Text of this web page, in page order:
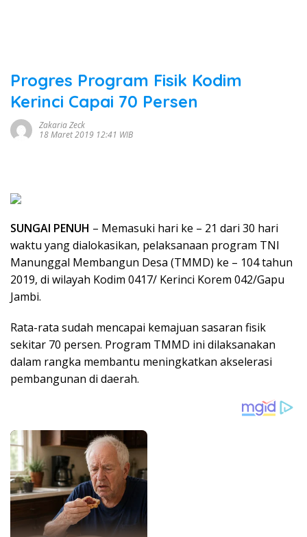
Progres Program Fisik Kodim
Kerinci Capai 70 Persen
Zakaria Zeck
18 Maret 2019 12:41 WIB
SUNGAI PENUH – Memasuki hari ke – 21 dari 30 hari
waktu yang dialokasikan, pelaksanaan program TNI
Manunggal Membangun Desa (TMMD) ke – 104 tahun
2019, di wilayah Kodim 0417/ Kerinci Korem 042/Gapu
Jambi.
Rata-rata sudah mencapai kemajuan sasaran fisik
sekitar 70 persen. Program TMMD ini dilaksanakan
dalam rangka membantu meningkatkan akselerasi
pembangunan di daerah.